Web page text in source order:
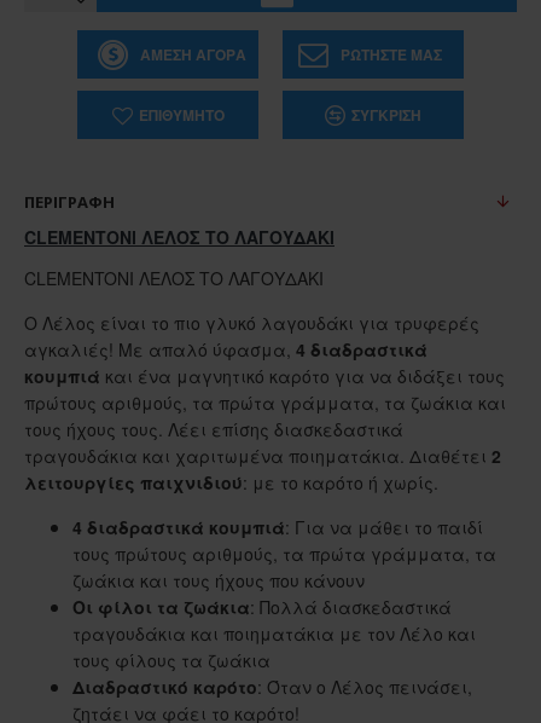
ΆΜΕΣΗ ΑΓΟΡΆ ΡΩΤΉΣΤΕ ΜΑΣ
ΕΠΙΘΥΜΗΤΌ ΣΎΓΚΡΙΣΗ
ΠΕΡΙΓΡΑΦΉ
CLEMENTONI ΛΕΛΟΣ ΤΟ ΛΑΓΟΥΔΑΚΙ
CLEMENTONI ΛΕΛΟΣ ΤΟ ΛΑΓΟΥΔΑΚΙ
Ο Λέλος είναι το πιο γλυκό λαγουδάκι για τρυφερές
αγκαλιές! Με απαλό ύφασμα, 4 διαδραστικά
κουμπιά και ένα μαγνητικό καρότο για να διδάξει τους
πρώτους αριθμούς, τα πρώτα γράμματα, τα ζωάκια και
τους ήχους τους. Λέει επίσης διασκεδαστικά
τραγουδάκια και χαριτωμένα ποιηματάκια. Διαθέτει 2
λειτουργίες παιχνιδιού: με το καρότο ή χωρίς.
4 διαδραστικά κουμπιά: Για να μάθει το παιδί
τους πρώτους αριθμούς, τα πρώτα γράμματα, τα
ζωάκια και τους ήχους που κάνουν
Οι φίλοι τα ζωάκια: Πολλά διασκεδαστικά
τραγουδάκια και ποιηματάκια με τον Λέλο και
τους φίλους τα ζωάκια
Διαδραστικό καρότο: Όταν ο Λέλος πεινάσει,
ζητάει να φάει το καρότο!